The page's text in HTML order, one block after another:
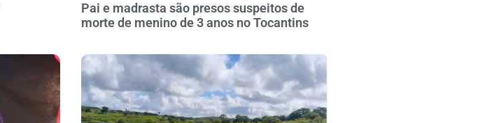
Pai e madrasta são presos suspeitos de
morte de menino de 3 anos no Tocantins